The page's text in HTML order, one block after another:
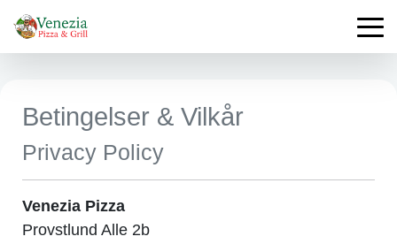
Betingelser & Vilkår
Privacy Policy
Venezia Pizza
Provstlund Alle 2b